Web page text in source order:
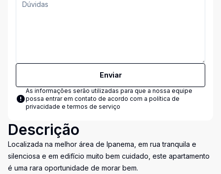
Enviar
As informações serão utilizadas para que a nossa equipe
possa entrar em contato de acordo com a política de
privacidade e termos de serviço
Descrição
Localizada na melhor área de Ipanema, em rua tranquila e
silenciosa e em edifício muito bem cuidado, este apartamento
é uma rara oportunidade de morar bem.